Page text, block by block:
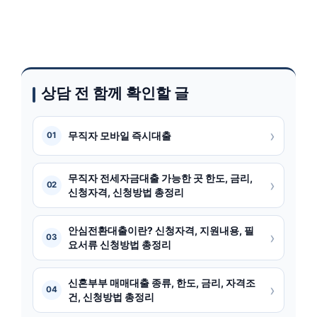
상담 전 함께 확인할 글
01 무직자 모바일 즉시대출 ›
02
무직자 전세자금대출 가능한 곳 한도, 금리,
신청자격, 신청방법 총정리
›
03
안심전환대출이란? 신청자격, 지원내용, 필
요서류 신청방법 총정리
›
04
신혼부부 매매대출 종류, 한도, 금리, 자격조
건, 신청방법 총정리
›